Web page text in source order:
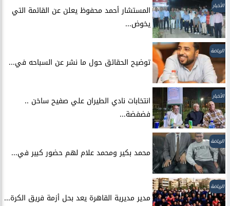
الأخبار
المستشار أحمد محفوظ يعلن عن القائمة التي
يخوض...
الرياضة
توضيح الحقائق حول ما نشر عن السباحه في...
الأخبار
انتخابات نادي الطيران علي صفيح ساخن ..
فضفضة...
الرياضة
محمد بكير ومحمد علام لهم حضور كبير في...
الرياضة
مدير مديرية القاهرة يعد بحل أزمة فريق الكرة...